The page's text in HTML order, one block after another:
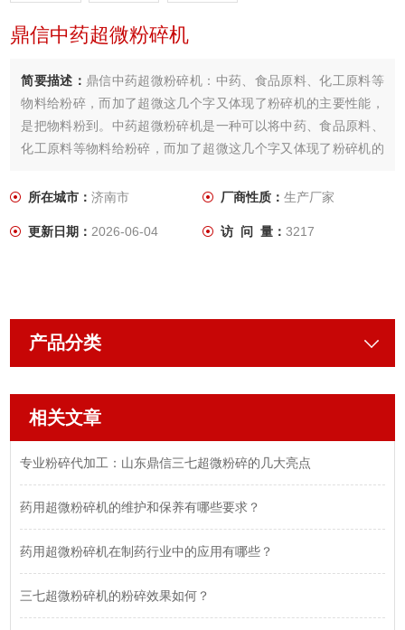
鼎信中药超微粉碎机
简要描述： 鼎信中药超微粉碎机：中药、食品原料、化工原料等
物料给粉碎，而加了超微这几个字又体现了粉碎机的主要性能，
是把物料粉到。中药超微粉碎机是一种可以将中药、食品原料、
化工原料等物料给粉碎，而加了超微这几个字又体现了粉碎机的
所在城市：济南市 厂商性质： 生产厂家
更新日期：2026-06-04 访 问 量： 3217
产品分类
相关文章
专业粉碎代加工：山东鼎信三七超微粉碎的几大亮点
药用超微粉碎机的维护和保养有哪些要求？
药用超微粉碎机在制药行业中的应用有哪些？
三七超微粉碎机的粉碎效果如何？